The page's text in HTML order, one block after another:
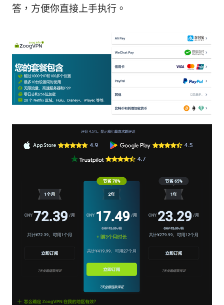
答，方便你直接上手执行。